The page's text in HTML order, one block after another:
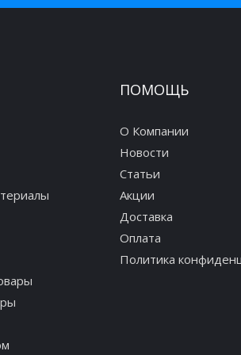
ПОМОЩЬ
О Компании
Новости
Статьи
Акции
Доставка
Оплата
Политика